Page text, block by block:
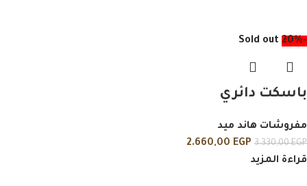
-20%
Sold out
باسكت دائري
مفروشات هاند ميد
3.330,00EGP
2.660,00 EGP
قراءة المزيد